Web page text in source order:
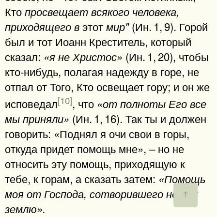
Ктопросвещает всякого человека,
приходящего вэтотмир"(Ин. 1, 9). Горой
был и тот Иоанн Креститель, который
сказал: «я не Христос» (Ин. 1, 20), чтобы
кто-нибудь, полагая надежду в горе, не
отпал от Того, Кто освещает гору; и он же
исповедал[10], что «от полноты Его все
мы приняли» (Ин. 1, 16). Так ты и должен
говорить: «Поднял я очи свои в горы,
откуда придет помощь мне», – но не
относить эту помощь, приходящую к
тебе, к горам, а сказать затем: «Помощь
моя от Господа, сотворившего небо и
землю».